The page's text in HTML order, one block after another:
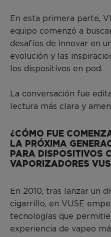
En esta primera parte,
equipo comenzó a
desafíos de innovar en
evolución y las
los dispositivos en pod.
La conversación fue
lectura más clara y
¿CÓMO FUE
LA PRÓXIMA
PARA DISPOSITIVOS
VAPORIZADORES
En 2010, tras lanzar un
cigarrillo, en VUSE
tecnologías que
experiencia de vapeo